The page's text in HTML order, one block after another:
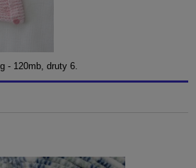
- 120mb, druty 6.